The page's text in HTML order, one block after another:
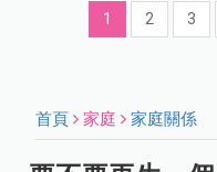
1 2 3
首頁 家庭 家庭關係